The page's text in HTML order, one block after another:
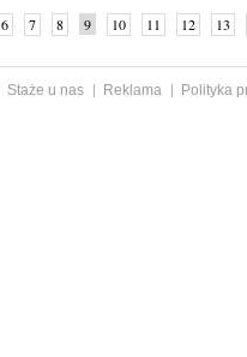
6 7 8 9 10 11 12 13
Staże u nas Reklama
Polityka